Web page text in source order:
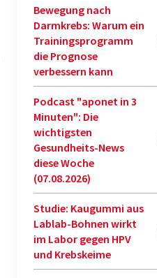
Bewegung nach
Darmkrebs: Warum ein
Trainingsprogramm
die Prognose
verbessern kann
Podcast "aponet in 3
Minuten": Die
wichtigsten
Gesundheits-News
diese Woche
(07.08.2026)
Studie: Kaugummi aus
Lablab-Bohnen wirkt
im Labor gegen HPV
und Krebskeime